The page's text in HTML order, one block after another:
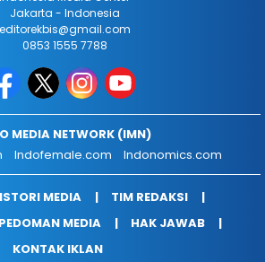
Jakarta - Indonesia
editorekbis@gmail.com
0853 1555 7788
MEDIA NETWORK (IMN)
Indofemale.com Indonomics.com
MEDIA
TIM REDAKSI
PEDOMAN MEDIA
HAK JAWAB
KONTAK IKLAN